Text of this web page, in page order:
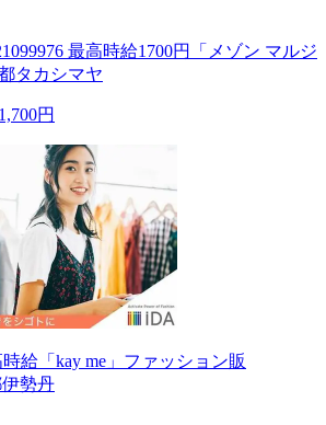
最高時給1700円「メゾン マルジ
タカシマヤ
円
給「kay me」ファッション販
勢丹